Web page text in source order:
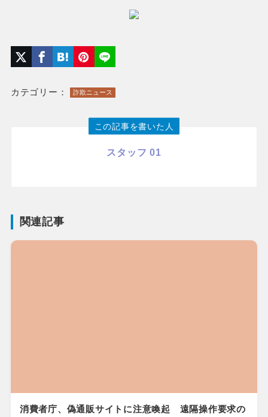
カテゴリー： 詐欺ニュース
この記事を書いた人
スタッフ 01
関連記事
消費者庁、偽通販サイトに注意喚起 遠隔操作要求の